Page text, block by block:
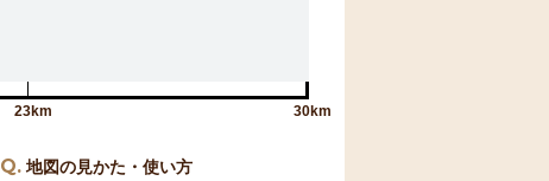
23km 30km
Q 地図の見かた・使い方